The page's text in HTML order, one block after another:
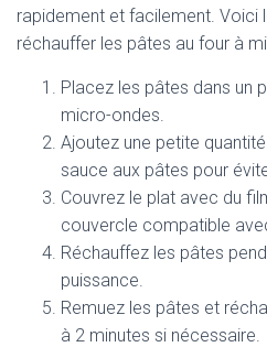
rapidement et facilement. Voici
réchauffer les pâtes au four à
Placez les pâtes dans un
micro-ondes.
Ajoutez une petite
sauce aux pâtes pour
Couvrez le plat avec du
couvercle compatible
Réchauffez les pâtes
puissance.
Remuez les pâtes et
à 2 minutes si nécessaire.